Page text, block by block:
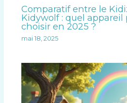
Comparatif entre le
Kidywolf : quel
choisir en 2025 ?
mai 18, 2025